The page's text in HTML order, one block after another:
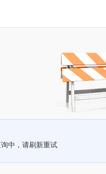
中，请刷新重试